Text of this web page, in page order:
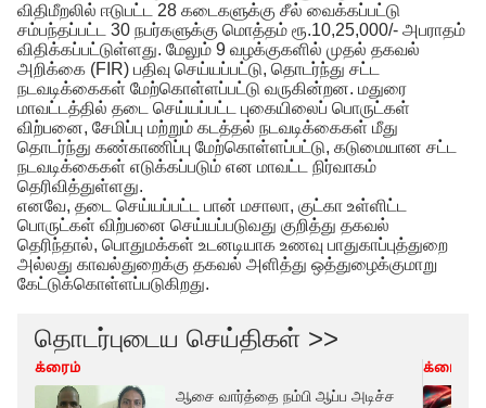
விதிமீறலில் ஈடுபட்ட 28 கடைகளுக்கு சீல் வைக்கப்பட்டு
சம்பந்தப்பட்ட 30 நபர்களுக்கு மொத்தம் ரூ.10,25,000/- அபராதம்
விதிக்கப்பட்டுள்ளது. மேலும் 9 வழக்குகளில் முதல் தகவல்
அறிக்கை (FIR) பதிவு செய்யப்பட்டு, தொடர்ந்து சட்ட
நடவடிக்கைகள் மேற்கொள்ளப்பட்டு வருகின்றன. மதுரை
மாவட்டத்தில் தடை செய்யப்பட்ட புகையிலைப் பொருட்கள்
விற்பனை, சேமிப்பு மற்றும் கடத்தல் நடவடிக்கைகள் மீது
தொடர்ந்து கண்காணிப்பு மேற்கொள்ளப்பட்டு, கடுமையான சட்ட
நடவடிக்கைகள் எடுக்கப்படும் என மாவட்ட நிர்வாகம்
தெரிவித்துள்ளது.
எனவே, தடை செய்யப்பட்ட பான் மசாலா, குட்கா உள்ளிட்ட
பொருட்கள் விற்பனை செய்யப்படுவது குறித்து தகவல்
தெரிந்தால், பொதுமக்கள் உடனடியாக உணவு பாதுகாப்புத்துறை
அல்லது காவல்துறைக்கு தகவல் அளித்து ஒத்துழைக்குமாறு
கேட்டுக்கொள்ளப்படுகிறது.
தொடர்புடைய செய்திகள் >>
க்ரைம்
ஆசை வார்த்தை நம்பி ஆப்ப அடிச்ச
க்ரைம்